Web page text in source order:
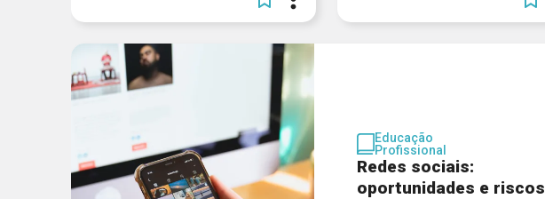
Educação
Profissional
Redes sociais:
oportunidades e riscos